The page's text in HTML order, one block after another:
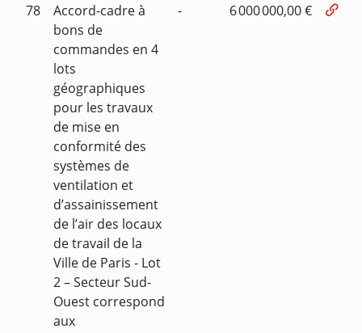
78
Accord-cadre à
bons de
commandes en 4
lots
géographiques
pour les travaux
de mise en
conformité des
systèmes de
ventilation et
d’assainissement
de l’air des locaux
de travail de la
Ville de Paris - Lot
2 – Secteur Sud-
Ouest correspond
aux
- 6 000 000,00 €